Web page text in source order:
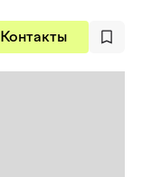
Контакты